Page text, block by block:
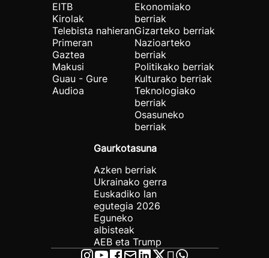
EITB
Kirolak
Telebista nahieran
Primeran
Gaztea
Makusi
Guau - Gure
Audioa
Ekonomiako
berriak
Gizarteko berriak
Nazioarteko
berriak
Politikako berriak
Kulturako berriak
Teknologiako
berriak
Osasuneko
berriak
Gaurkotasuna
Azken berriak
Ukrainako gerra
Euskadiko lan
egutegia 2026
Eguneko
albisteak
AEB eta Trump